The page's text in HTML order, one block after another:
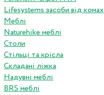
Lifesystems засоби від комах
Меблі
Naturehike меблі
Столи
Стільці та крісла
Складані ліжка
Надувні меблі
BRS меблі